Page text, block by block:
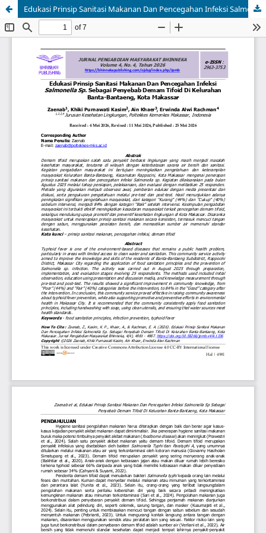
Edukasi Prinsip Sanitasi Makanan Dan Pencegahan Infeksi Salmonella Sp. Sebagai Penyebab Demam Tifoid Di Kelurahan Banta-Bantaeng, Kota Makassar